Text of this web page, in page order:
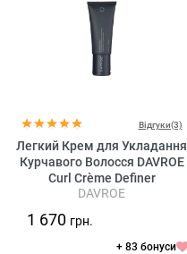
Відгуки(3)
Легкий Крем для Укладання
Курчавого Волосся DAVROE
Curl Crème Definer
DAVROE
1 670 грн.
+ 83 бонуси